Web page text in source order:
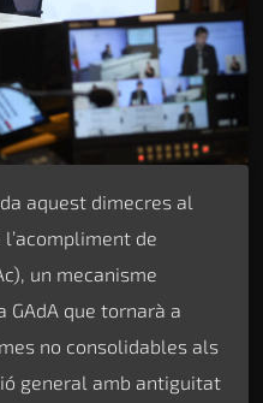
aquest dimecres al
de
un mecanisme
que tornarà a
no consolidables als
general amb antiguitat